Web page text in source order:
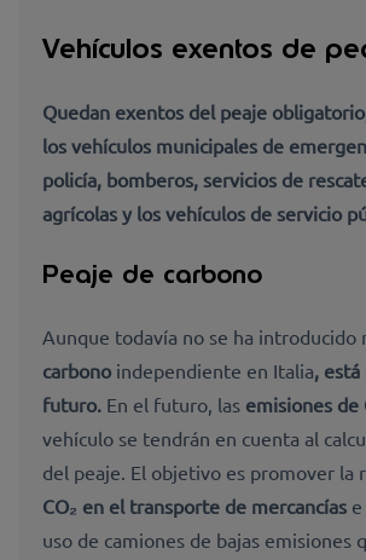
Vehículos exentos de
Quedan exentos del peaje
los vehículos municipales de
policía, bomberos, servicios de
agrícolas y los vehículos de servicio
Peaje de carbono
Aunque todavía no se ha introducido
carbono independiente en Italia,
futuro. En el futuro, las emisiones de
vehículo se tendrán en cuenta al
del peaje. El objetivo es promover la
CO₂ en el transporte de mercancías
uso de camiones de bajas emisiones